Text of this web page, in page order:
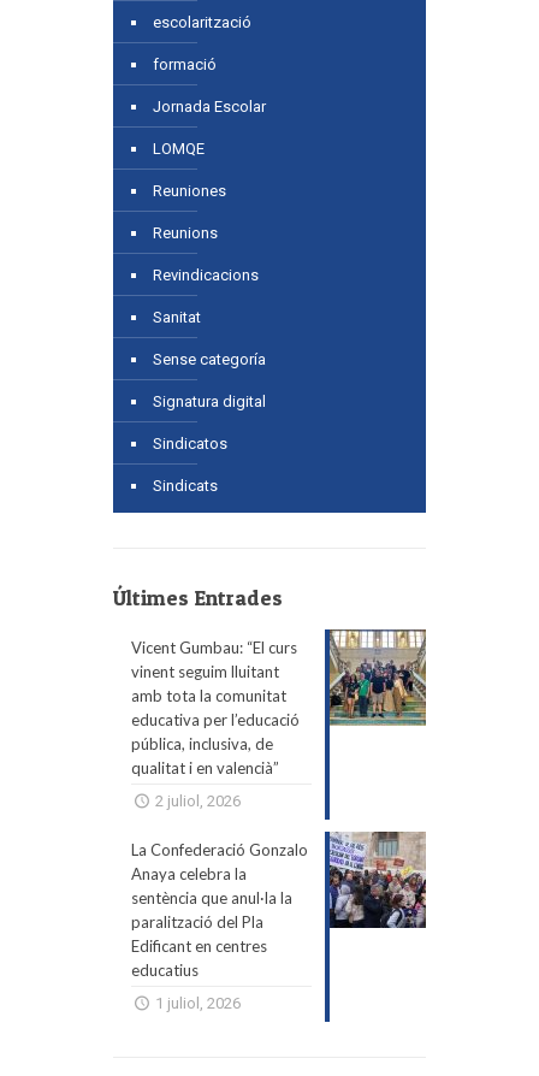
escolarització
formació
Jornada Escolar
LOMQE
Reuniones
Reunions
Revindicacions
Sanitat
Sense categoría
Signatura digital
Sindicatos
Sindicats
Últimes Entrades
Vicent Gumbau: “El curs
vinent seguim lluitant
amb tota la comunitat
educativa per l’educació
pública, inclusiva, de
qualitat i en valencià”
2 juliol, 2026
La Confederació Gonzalo
Anaya celebra la
sentència que anul·la la
paralització del Pla
Edificant en centres
educatius
1 juliol, 2026